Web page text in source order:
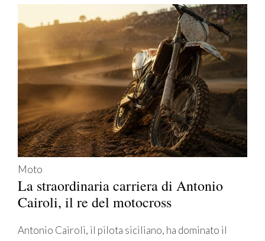
Moto
La straordinaria carriera di Antonio
Cairoli, il re del motocross
Antonio Cairoli, il pilota siciliano, ha dominato il